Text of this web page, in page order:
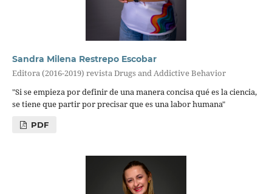
Sandra Milena Restrepo Escobar
Editora (2016-2019) revista Drugs and Addictive Behavior
"Si se empieza por definir de una manera concisa qué es la ciencia,
se tiene que partir por precisar que es una labor humana"
PDF